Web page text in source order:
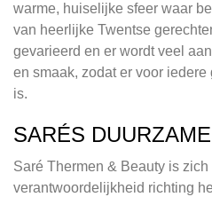
warme, huiselijke sfeer waar
van heerlijke Twentse
gevarieerd en er wordt veel
en smaak, zodat er voor
is.
SARÉS
Saré Thermen & Beauty is
verantwoordelijkheid richting